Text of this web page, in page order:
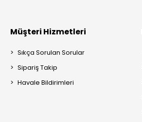
Müşteri Hizmetleri
Sıkça Sorulan Sorular
Sipariş Takip
Havale Bildirimleri